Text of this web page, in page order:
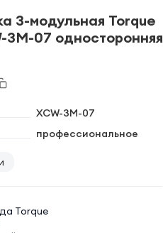
3-модульная Torque
07 односторонняя
XCW-3M-07
профессиональное
Torque